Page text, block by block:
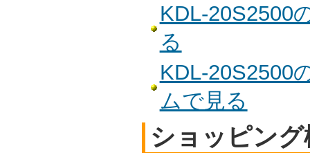
KDL-20S2500
る
KDL-20S2500
ムで見る
ショッピング